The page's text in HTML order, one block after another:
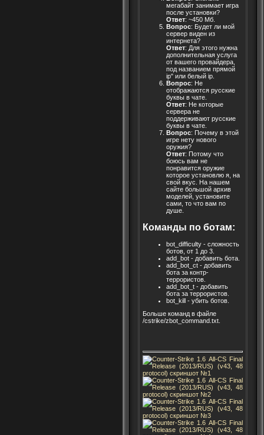
мегабайт занимает игра
после установки?
Ответ: ~450 Мб.
Вопрос: Будет ли мой
сервер виден из
интернета?
Ответ: Для этого нужна
дополнительная услуга
от вашего провайдера,
под названием прямой
ip" или белый ip.
Вопрос: Не
отображаются русские
буквы в чате.
Ответ: Не которые
сервера не
поддерживают русские
буквы в чате.
Вопрос: Почему в этой
игре нету нового
оружия?
Ответ: Потому что
боюсь вам не
понравится оружие
которое установлю я, на
свой вкус. На нашем
сайте большой архив
моделей, установите
сами, то что вам по
душе.
Команды по ботам:
bot_difficulty - сложность
ботов, от 1 до 3.
add_bot - добавить бота.
add_bot_ct - добавить
бота за контр-
террористов.
add_bot_t - добавить
бота за террористов.
bot_kill - убить ботов.
Больше команд в файле
/cstrike/zbot_command.txt.